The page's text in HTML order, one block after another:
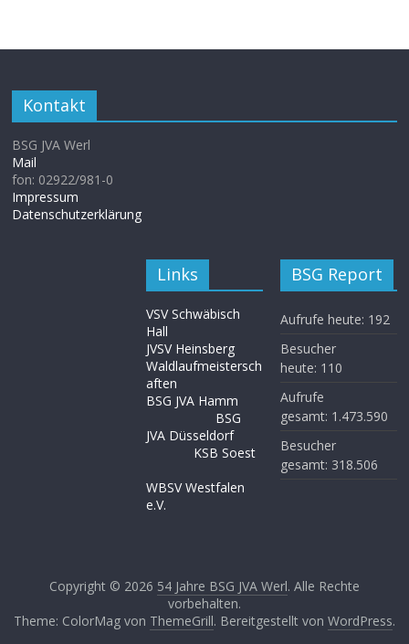
Kontakt
BSG JVA Werl
Mail
fon: 02922/981-0
Impressum
Datenschutzerklärung
Links
VSV Schwäbisch
Hall
JVSV Heinsberg
Waldlaufmeistersch
aften
BSG JVA Hamm
BSG
JVA Düsseldorf
KSB Soest
WBSV Westfalen
e.V.
BSG Report
Aufrufe heute: 192
Besucher
heute: 110
Aufrufe
gesamt: 1.473.590
Besucher
gesamt: 318.506
Copyright © 2026 54 Jahre BSG JVA Werl. Alle Rechte
vorbehalten.
Theme: ColorMag von ThemeGrill. Bereitgestellt von WordPress.